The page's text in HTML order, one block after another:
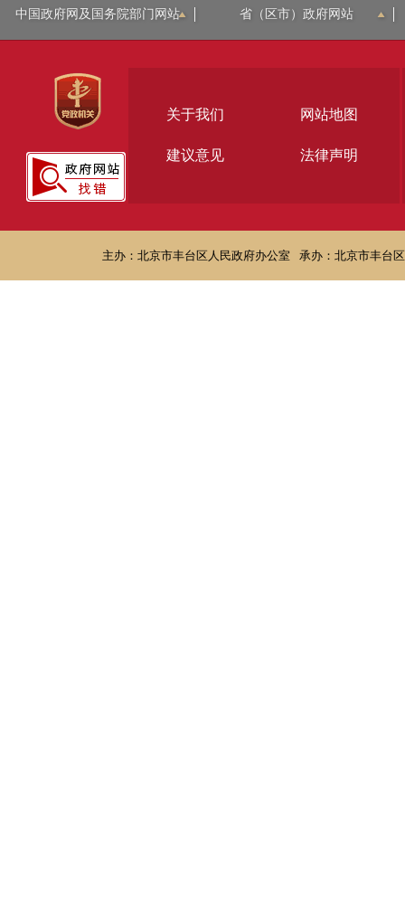
中国政府网及国务院部门网站 省（区市）政府网站
关于我们 网站地图
建议意见 法律声明
主办：北京市丰台区人民政府办公室 承办：北京市丰台